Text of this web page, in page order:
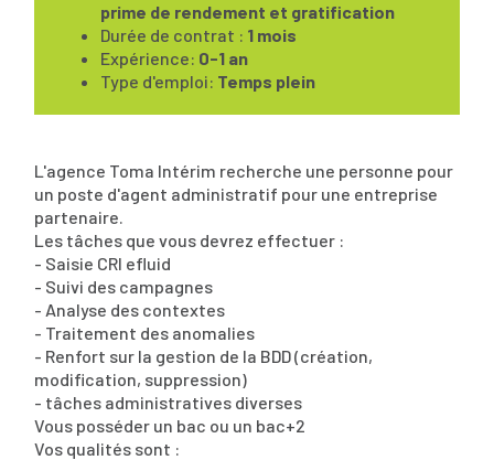
prime de rendement et gratification
Durée de contrat : 1 mois
Expérience: 0-1 an
Type d'emploi: Temps plein
L'agence Toma Intérim recherche une personne pour
un poste d'agent administratif pour une entreprise
partenaire.
Les tâches que vous devrez effectuer :
- Saisie CRI efluid
- Suivi des campagnes
- Analyse des contextes
- Traitement des anomalies
- Renfort sur la gestion de la BDD (création,
modification, suppression)
- tâches administratives diverses
Vous posséder un bac ou un bac+2
Vos qualités sont :